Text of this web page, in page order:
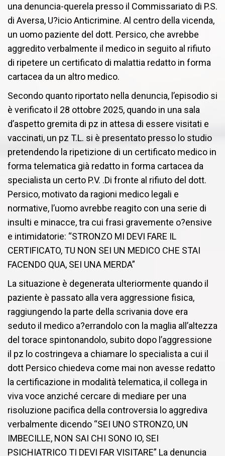
una denuncia-querela presso il Commissariato di P.S.
di Aversa, U?icio Anticrimine. Al centro della vicenda,
un uomo paziente del dott. Persico, che avrebbe
aggredito verbalmente il medico in seguito al rifiuto
di ripetere un certificato di malattia redatto in forma
cartacea da un altro medico.
Secondo quanto riportato nella denuncia, l’episodio si
è verificato il 28 ottobre 2025, quando in una sala
d’aspetto gremita di pz in attesa di essere visitati e
vaccinati, un pz T.L. si è presentato presso lo studio
pretendendo la ripetizione di un certificato medico in
forma telematica già redatto in forma cartacea da
specialista un certo P.V. .Di fronte al rifiuto del dott.
Persico, motivato da ragioni medico legali e
normative, l’uomo avrebbe reagito con una serie di
insulti e minacce, tra cui frasi gravemente o?ensive
e intimidatorie: “STRONZO MI DEVI FARE IL
CERTIFICATO, TU NON SEI UN MEDICO CHE STAI
FACENDO QUA, SEI UNA MERDA”
La situazione è degenerata ulteriormente quando il
paziente è passato alla vera aggressione fisica,
raggiungendo la parte della scrivania dove era
seduto il medico a?errandolo con la maglia all’altezza
del torace spintonandolo, subito dopo l’aggressione
il pz lo costringeva a chiamare lo specialista a cui il
dott Persico chiedeva come mai non avesse redatto
la certificazione in modalità telematica, il collega in
viva voce anziché cercare di mediare per una
risoluzione pacifica della controversia lo aggrediva
verbalmente dicendo “SEI UNO STRONZO, UN
IMBECILLE, NON SAI CHI SONO IO, SEI
PSICHIATRICO TI DEVI FAR VISITARE” La denuncia